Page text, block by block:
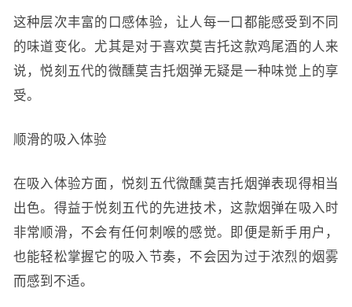
这种层次丰富的口感体验，让人每一口都能感受到不同
的味道变化。尤其是对于喜欢莫吉托这款鸡尾酒的人来
说，悦刻五代的微醺莫吉托烟弹无疑是一种味觉上的享
受。
顺滑的吸入体验
在吸入体验方面，悦刻五代微醺莫吉托烟弹表现得相当
出色。得益于悦刻五代的先进技术，这款烟弹在吸入时
非常顺滑，不会有任何刺喉的感觉。即便是新手用户，
也能轻松掌握它的吸入节奏，不会因为过于浓烈的烟雾
而感到不适。